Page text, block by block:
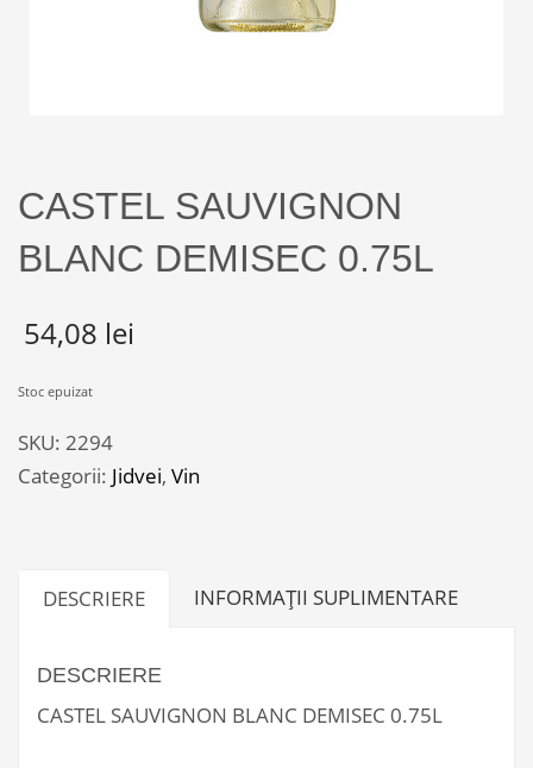
CASTEL SAUVIGNON
BLANC DEMISEC 0.75L
54,08 lei
Stoc epuizat
SKU: 2294
Categorii: Jidvei, Vin
DESCRIERE INFORMAȚII SUPLIMENTARE
DESCRIERE
CASTEL SAUVIGNON BLANC DEMISEC 0.75L